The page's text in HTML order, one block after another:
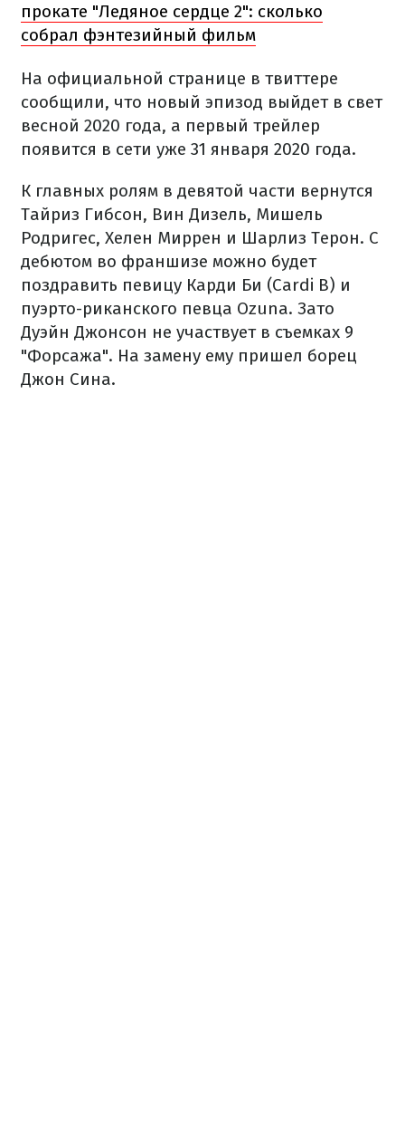
прокате "Ледяное сердце 2": сколько
собрал фэнтезийный фильм
На официальной странице в твиттере
сообщили, что новый эпизод выйдет в свет
весной 2020 года, а первый трейлер
появится в сети уже 31 января 2020 года.
К главных ролям в девятой части вернутся
Тайриз Гибсон, Вин Дизель, Мишель
Родригес, Хелен Миррен и Шарлиз Терон. С
дебютом во франшизе можно будет
поздравить певицу Карди Би (Cardi B) и
пуэрто-риканского певца Ozuna. Зато
Дуэйн Джонсон не участвует в съемках 9
"Форсажа". На замену ему пришел борец
Джон Сина.